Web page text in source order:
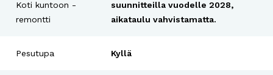
Koti kuntoon -
remontti
suunnitteilla vuodelle 2028,
aikataulu vahvistamatta.
Pesutupa Kyllä